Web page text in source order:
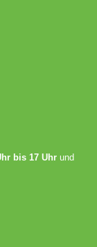
bis 17 Uhr und